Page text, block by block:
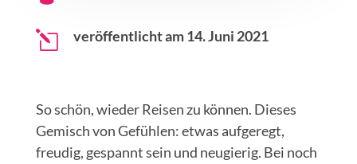
l veröffentlicht am 14. Juni 2021
So schön, wieder Reisen zu können. Dieses
Gemisch von Gefühlen: etwas aufgeregt,
freudig, gespannt sein und neugierig. Bei noch